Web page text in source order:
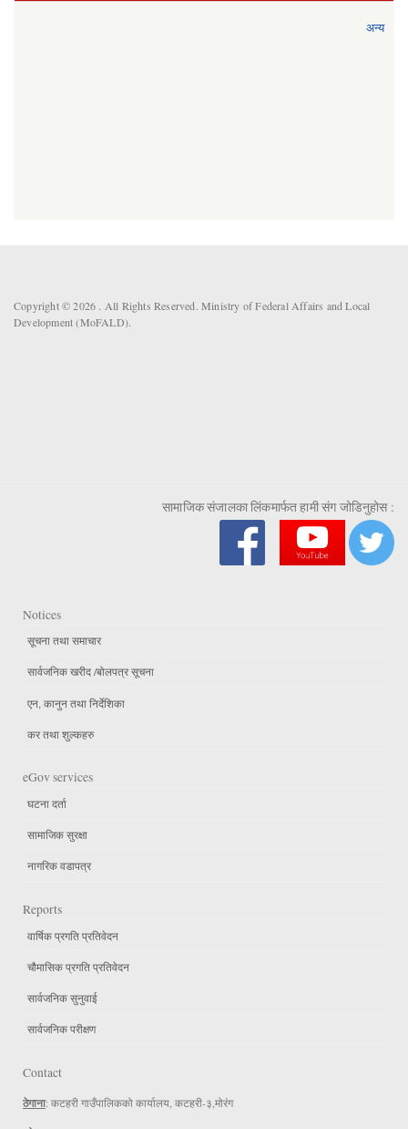
अन्य
Copyright © 2026 . All Rights Reserved. Ministry of Federal Affairs and Local
Development (MoFALD).
सामाजिक संजालका लिंकमार्फत हामी संग जोडिनुहोस :
Notices
सूचना तथा समाचार
सार्वजनिक खरीद /बोलपत्र सूचना
एन, कानुन तथा निर्देशिका
कर तथा शुल्कहरु
eGov services
घटना दर्ता
सामाजिक सुरक्षा
नागरिक वडापत्र
Reports
वार्षिक प्रगति प्रतिवेदन
चौमासिक प्रगति प्रतिवेदन
सार्वजनिक सुनुवाई
सार्वजनिक परीक्षण
Contact
ठेगाना: कटहरी गाउँपालिकको कार्यालय, कटहरी-३,मोरंग